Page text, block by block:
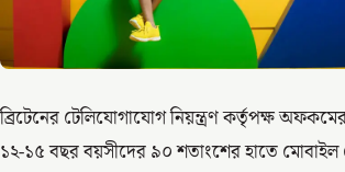
ব্রিটেনের টেলিযোগাযোগ নিয়ন্ত্রণ কর্তৃপক্ষ
১২-১৫ বছর বয়সীদের ৯০ শতাংশের হাতে